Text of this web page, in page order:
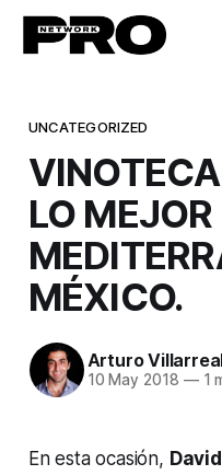
UNCATEGORIZED
LO MEJOR
MÉXICO.
Arturo
10 May 2018 —1
En esta ocasión,